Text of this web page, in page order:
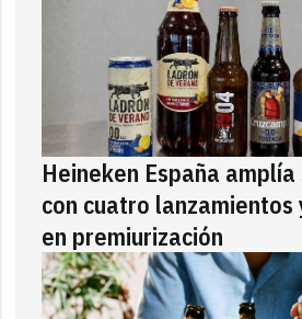
Heineken España
con cuatro lanzamientos
en premiurización